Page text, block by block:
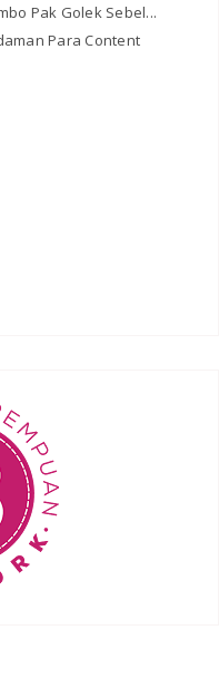
Pak Golek Sebel...
Para Content